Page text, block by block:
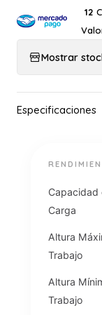
12
Mostrar
Capacidad
Carga
Altura
Trabajo
Altura
Trabajo